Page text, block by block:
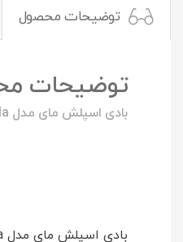
توضیحات محصول
توضیحات
بادی اسپلش مای مدل Sweet Vanilla حجم 220 میل